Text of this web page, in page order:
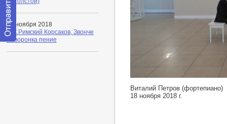
22 ноября 2018
Н.А.Римский Корсаков, Звонче
жаворонка пение
Виталий Петров (фортепиано)
18 ноября 2018 г.
сообщение